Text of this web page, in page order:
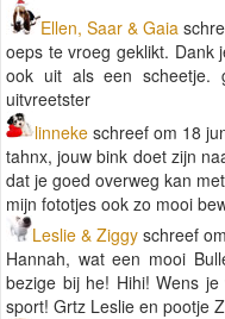
Ellen, Saar & Gaia
oeps te vroeg geklikt. Dank
ook uit als een scheetje.
uitvreetster
linneke schreef om 18
tahnx, jouw bink doet zijn
dat je goed overweg kan
mijn fototjes ook zo mooi
Leslie & Ziggy schreef
Hannah, wat een mooi
bezige bij he! Hihi! Wens
sport! Grtz Leslie en pootje